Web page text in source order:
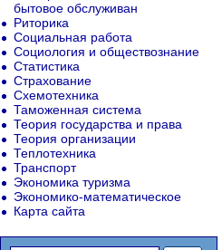
бытовое обслуживан
Риторика
Социальная работа
Социология и обществознание
Статистика
Страхование
Схемотехника
Таможенная система
Теория государства и права
Теория организации
Теплотехника
Транспорт
Экономика туризма
Экономико-математическое
Карта сайта